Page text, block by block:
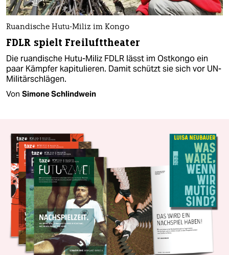
Ruandische Hutu-Miliz im Kongo
FDLR spielt Freilufttheater
Die ruandische Hutu-Miliz FDLR lässt im Ostkongo ein
paar Kämpfer kapitulieren. Damit schützt sie sich vor UN-
Militärschlägen.
Von Simone Schlindwein